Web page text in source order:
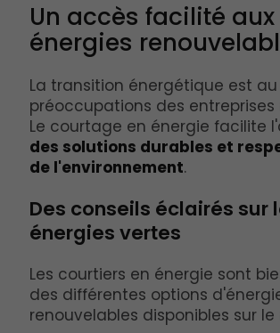
Un accès facilité aux
énergies
La transition énergétique est
préoccupations des entreprises
Le courtage en énergie facilite
des solutions durables et
de l'environnement.
Des conseils éclairés sur
énergies vertes
Les courtiers en énergie sont
des différentes options
renouvelables disponibles sur